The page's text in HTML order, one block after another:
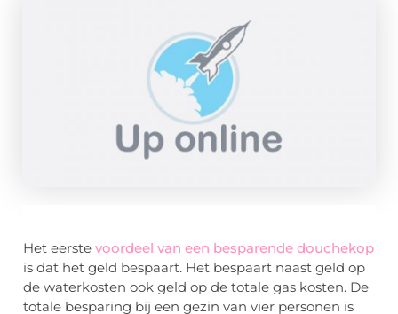
Het eerste voordeel van een besparende douchekop
is dat het geld bespaart. Het bespaart naast geld op
de waterkosten ook geld op de totale gas kosten. De
totale besparing bij een gezin van vier personen is